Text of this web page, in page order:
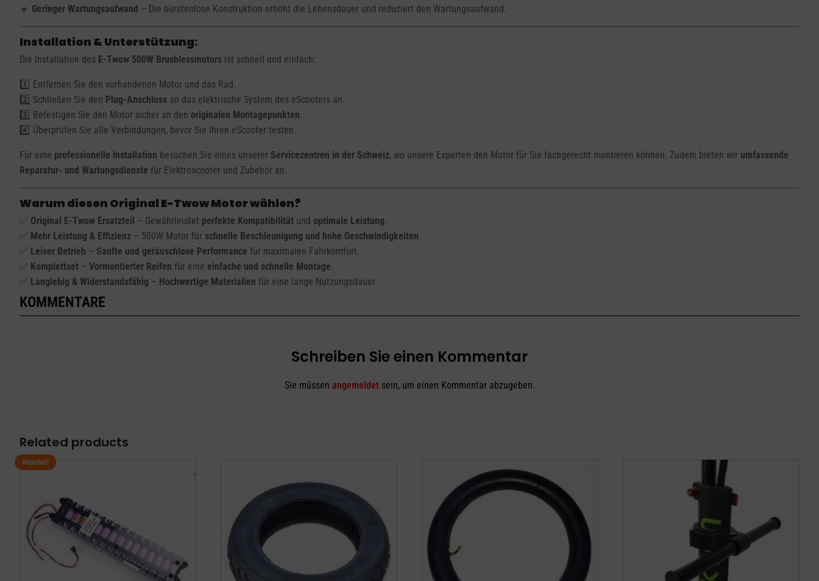
🔸 Geringer Wartungsaufwand – Die bürstenlose Konstruktion erhöht die Lebensdauer und reduziert den Wartungsaufwand.
Installation & Unterstützung:
Die Installation des E-Twow 500W Brushlessmotors ist schnell und einfach:
1️⃣ Entfernen Sie den vorhandenen Motor und das Rad.
2️⃣ Schließen Sie den Plug-Anschluss an das elektrische System des eScooters an.
3️⃣ Befestigen Sie den Motor sicher an den originalen Montagepunkten.
4️⃣ Überprüfen Sie alle Verbindungen, bevor Sie Ihren eScooter testen.
Für eine professionelle Installation besuchen Sie eines unserer Servicezentren in der Schweiz, wo unsere Experten den Motor für Sie fachgerecht montieren können. Zudem bieten wir umfassende
Reparatur- und Wartungsdienste für Elektroscooter und Zubehör an.
Warum diesen Original E-Twow Motor wählen?
✅ Original E-Twow Ersatzteil – Gewährleistet perfekte Kompatibilität und optimale Leistung.
✅ Mehr Leistung & Effizienz – 500W Motor für schnelle Beschleunigung und hohe Geschwindigkeiten.
✅ Leiser Betrieb – Sanfte und geräuschlose Performance für maximalen Fahrkomfort.
✅ Komplettset – Vormontierter Reifen für eine einfache und schnelle Montage.
✅ Langlebig & Widerstandsfähig – Hochwertige Materialien für eine lange Nutzungsdauer.
KOMMENTARE
Schreiben Sie einen Kommentar
Sie müssen angemeldetsein, um einen Kommentar abzugeben.
Related products
Angebot!